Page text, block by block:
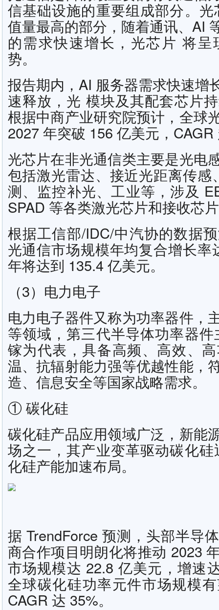
信基础设施的重要组成部分。
值量最高的部分，随着通讯、AI
的需求快速增长，光芯片 将
势。
报告期内，AI 服务器需求快速增
速释放，光 模块及其配套芯片
根据中商产业研究院预计，全球
2027 年突破 156 亿美元，
光芯片在非光通信类主要是光电
包括激光雷达、接近光距离传感
测、监控补光、工业等，涉及
SPAD 等各类激光芯片和接收芯
根据工信部/IDC/中汽协的数据
光通信市场规模年均复合增长率
年将达到 135.4 亿美元。
（3）电力电子
电力电子器件又称为功率器件，
等领域，第三代半导体功率器
镓为代表，具备高频、高效、
温、抗辐射能力强等优越性能，
造、信息安全等国家战略需求。
① 碳化硅
碳化硅产品应用领域广泛，新能
场之一，其产业变革驱动碳化
化硅产能加速布局。
据 TrendForce 预测，头部半导
商合作项目明朗化将推动 2023
市场规模达 22.8 亿美元，增速
全球碳化硅功率元件市场规模
CAGR 达 35%。